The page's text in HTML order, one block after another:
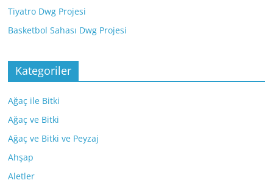
Tiyatro Dwg Projesi
Basketbol Sahası Dwg Projesi
Kategoriler
Ağaç ile Bitki
Ağaç ve Bitki
Ağaç ve Bitki ve Peyzaj
Ahşap
Aletler